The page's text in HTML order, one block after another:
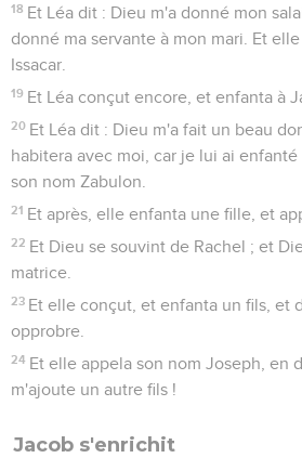
18 Et Léa dit : Dieu m'a donné mon
donné ma servante à mon mari. Et
Issacar.
19 Et Léa conçut encore, et enfanta à
20 Et Léa dit : Dieu m'a fait un beau
habitera avec moi, car je lui ai
son nom Zabulon.
21 Et après, elle enfanta une fille, et
22 Et Dieu se souvint de Rachel ; et
matrice.
23 Et elle conçut, et enfanta un fils, et
opprobre.
24 Et elle appela son nom Joseph, en
m'ajoute un autre fils !
Jacob s'enrichit